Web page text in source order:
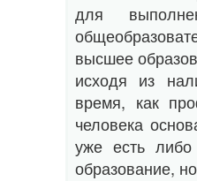
для
высшее
исходя из
время, как
человека
уже есть
образование,